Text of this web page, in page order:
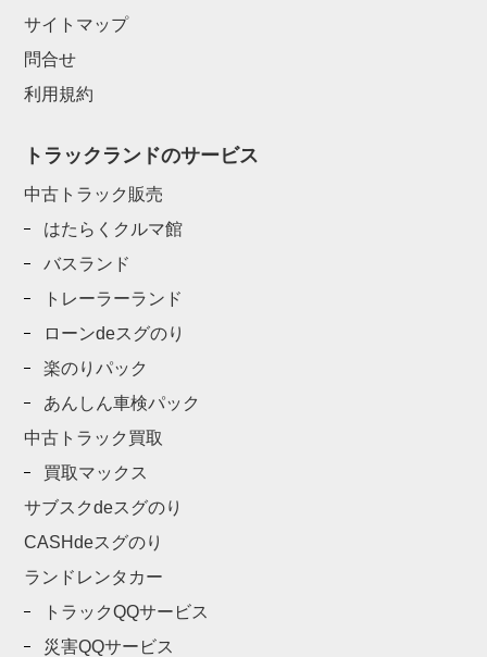
サイトマップ
問合せ
利用規約
トラックランドのサービス
中古トラック販売
はたらくクルマ館
バスランド
トレーラーランド
ローンdeスグのり
楽のりパック
あんしん車検パック
中古トラック買取
買取マックス
サブスクdeスグのり
CASHdeスグのり
ランドレンタカー
トラックQQサービス
災害QQサービス